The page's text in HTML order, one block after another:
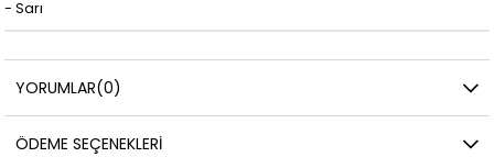
- Sarı
YORUMLAR(0)
ÖDEME SEÇENEKLERI